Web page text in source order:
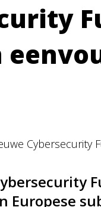
Cybersecurity
Europese